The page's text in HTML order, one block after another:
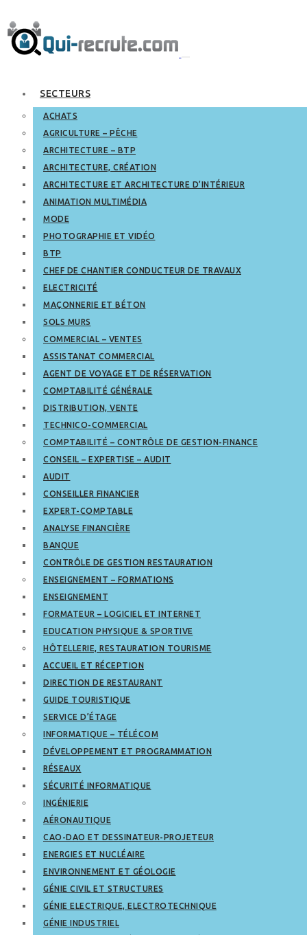
SECTEURS
ACHATS
AGRICULTURE – PÊCHE
ARCHITECTURE – BTP
ARCHITECTURE, CRÉATION
ARCHITECTURE ET ARCHITECTURE D’INTÉRIEUR
ANIMATION MULTIMÉDIA
MODE
PHOTOGRAPHIE ET VIDÉO
BTP
CHEF DE CHANTIER CONDUCTEUR DE TRAVAUX
ELECTRICITÉ
MAÇONNERIE ET BÉTON
SOLS MURS
COMMERCIAL – VENTES
ASSISTANAT COMMERCIAL
AGENT DE VOYAGE ET DE RÉSERVATION
COMPTABILITÉ GÉNÉRALE
DISTRIBUTION, VENTE
TECHNICO-COMMERCIAL
COMPTABILITÉ – CONTRÔLE DE GESTION-FINANCE
CONSEIL – EXPERTISE – AUDIT
AUDIT
CONSEILLER FINANCIER
EXPERT-COMPTABLE
ANALYSE FINANCIÈRE
BANQUE
CONTRÔLE DE GESTION RESTAURATION
ENSEIGNEMENT – FORMATIONS
ENSEIGNEMENT
FORMATEUR – LOGICIEL ET INTERNET
EDUCATION PHYSIQUE & SPORTIVE
HÔTELLERIE, RESTAURATION TOURISME
ACCUEIL ET RÉCEPTION
DIRECTION DE RESTAURANT
GUIDE TOURISTIQUE
SERVICE D’ÉTAGE
INFORMATIQUE – TÉLÉCOM
DÉVELOPPEMENT ET PROGRAMMATION
RÉSEAUX
SÉCURITÉ INFORMATIQUE
INGÉNIERIE
AÉRONAUTIQUE
CAO-DAO ET DESSINATEUR-PROJETEUR
ENERGIES ET NUCLÉAIRE
ENVIRONNEMENT ET GÉOLOGIE
GÉNIE CIVIL ET STRUCTURES
GÉNIE ELECTRIQUE, ELECTROTECHNIQUE
GÉNIE INDUSTRIEL